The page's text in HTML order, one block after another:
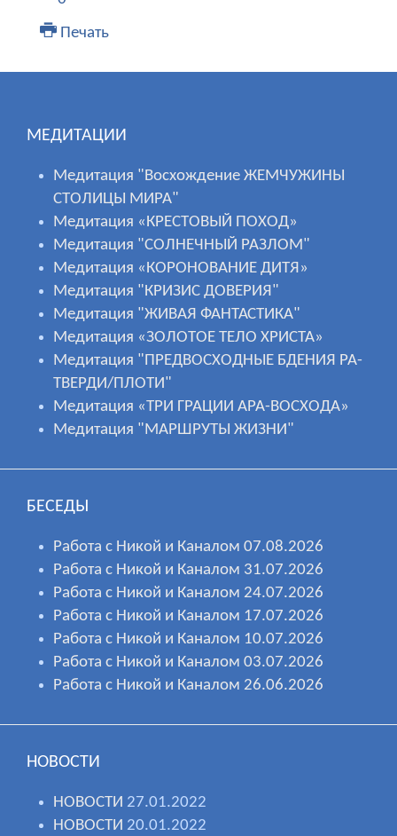
Печать
МЕДИТАЦИИ
Медитация "Восхождение ЖЕМЧУЖИНЫ
СТОЛИЦЫ МИРА"
Медитация «КРЕСТОВЫЙ ПОХОД»
Медитация "СОЛНЕЧНЫЙ РАЗЛОМ"
Медитация «КОРОНОВАНИЕ ДИТЯ»
Медитация "КРИЗИС ДОВЕРИЯ"
Медитация "ЖИВАЯ ФАНТАСТИКА"
Медитация «ЗОЛОТОЕ ТЕЛО ХРИСТА»
Медитация "ПРЕДВОСХОДНЫЕ БДЕНИЯ РА-
ТВЕРДИ/ПЛОТИ"
Медитация «ТРИ ГРАЦИИ АРА-ВОСХОДА»
Медитация "МАРШРУТЫ ЖИЗНИ"
БЕСЕДЫ
Работа с Никой и Каналом 07.08.2026
Работа с Никой и Каналом 31.07.2026
Работа с Никой и Каналом 24.07.2026
Работа с Никой и Каналом 17.07.2026
Работа с Никой и Каналом 10.07.2026
Работа с Никой и Каналом 03.07.2026
Работа с Никой и Каналом 26.06.2026
НОВОСТИ
НОВОСТИ 27.01.2022
НОВОСТИ 20.01.2022